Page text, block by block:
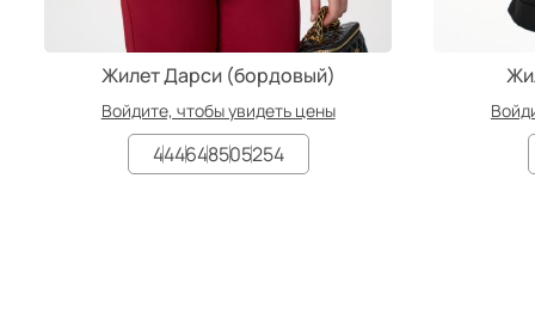
Жилет Дарси (бордовый)
Войдите, чтобы увидеть цены
444648505254